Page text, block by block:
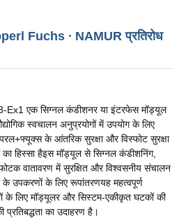
Fuchs ∙ NAMUR प्रतिरोध
एक सिग्नल कंडीशनर या इंटरफेस मॉड्यूल
स्वचालन अनुप्रयोगों में उपयोग के लिए
के आंतरिक सुरक्षा और विस्फोट सुरक्षा
का हिस्सा हैइस मॉड्यूल से सिग्नल कंडीशनिंग,
वातावरण में सुरक्षित और विश्वसनीय संचालन
के उपकरणों के लिए रूपांतरणयह महत्वपूर्ण
के लिए मॉड्यूलर और सिस्टम-एकीकृत घटकों की
का उदाहरण है।